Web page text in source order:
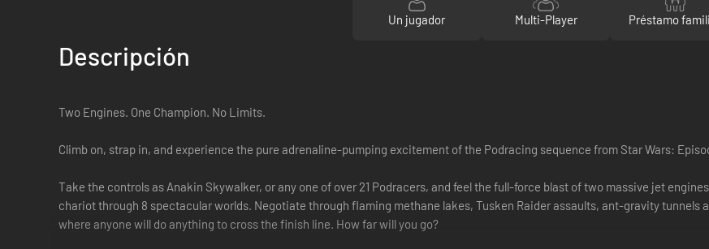
Un jugador Multi-Player Préstamo
Descripción
Two Engines. One Champion. No Limits.
Climb on, strap in, and experience the pure adrenaline-pumping excitement of the Podracing sequence from Star Wars:
Take the controls as Anakin Skywalker, or any one of over 21 Podracers, and feel the full-force blast of two massive jet
chariot through 8 spectacular worlds. Negotiate through flaming methane lakes, Tusken Raider assaults, ant-gravity
where anyone will do anything to cross the finish line. How far will you go?